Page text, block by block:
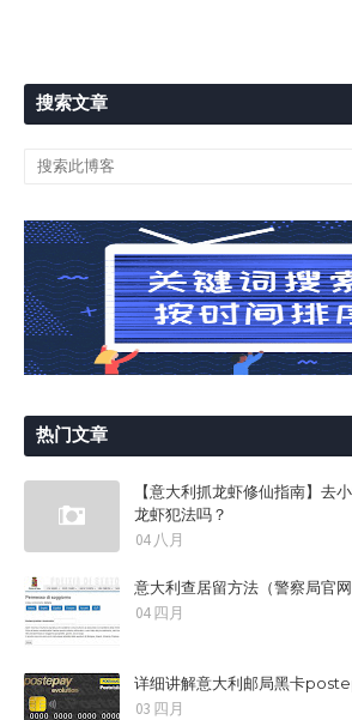
搜索文章
热门文章
【意大利抓龙虾修仙指南】去
龙虾犯法吗？
04 八月
意大利查居留方法（警察局官网
04 四月
详细讲解意大利邮局黑卡
03 四月